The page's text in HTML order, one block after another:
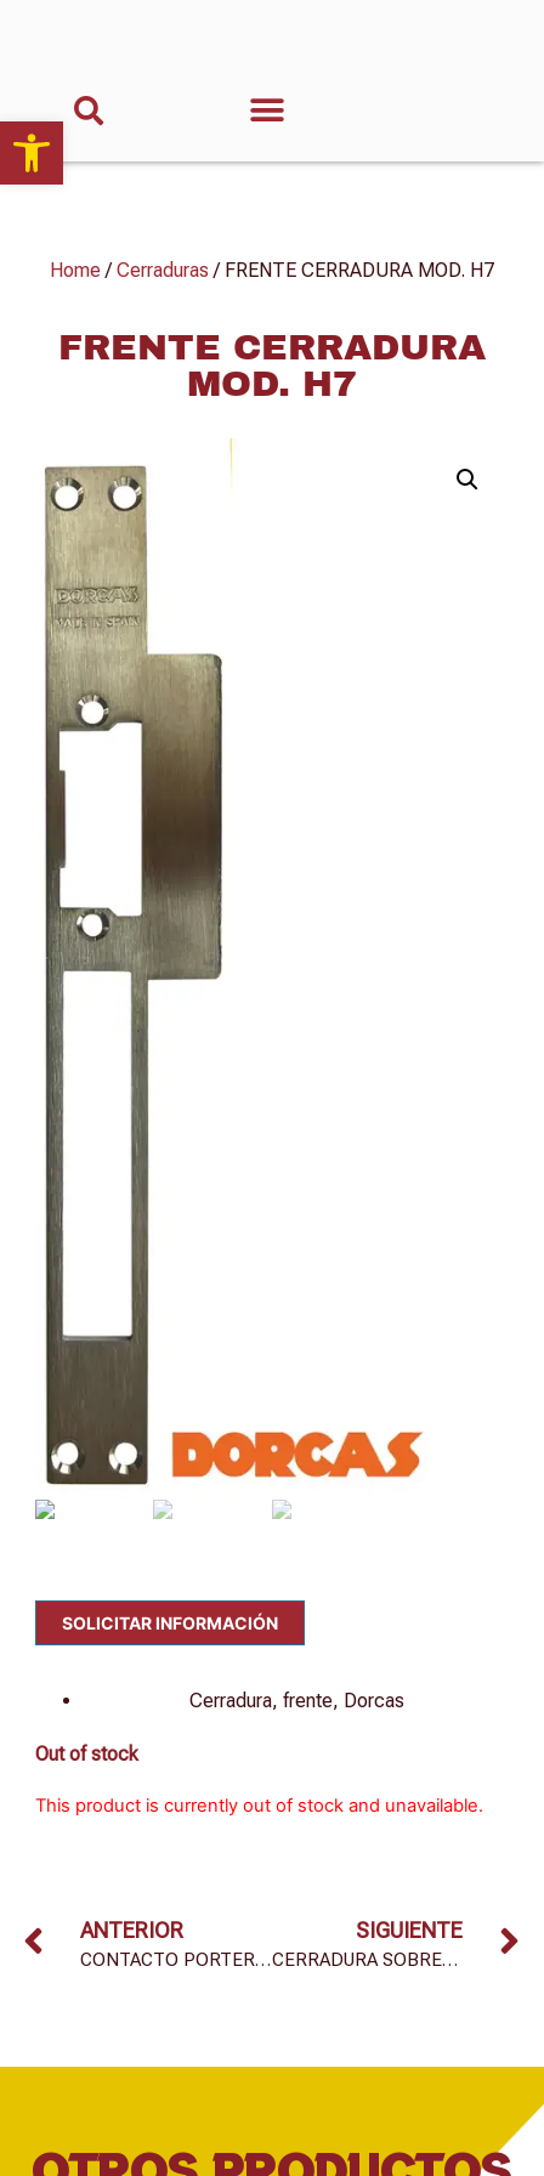
Abrir barra de herramientas
Home /Cerraduras / FRENTE CERRADURA MOD. H7
FRENTE CERRADURA
MOD. H7
SOLICITAR INFORMACIÓN
Cerradura, frente, Dorcas
Out of stock
This product is currently out of stock and unavailable.
ANTERIOR
CONTACTO PORTERO AUTOMÁTICO MOD. 6906
SIGUIENTE
CERRADURA SOBREPONER MOD. 25